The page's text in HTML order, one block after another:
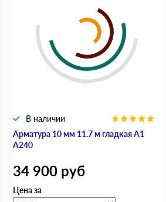
Арматура 10 мм 11.7 м гладкая А1
А240
В наличии
34 900 руб
Цена за